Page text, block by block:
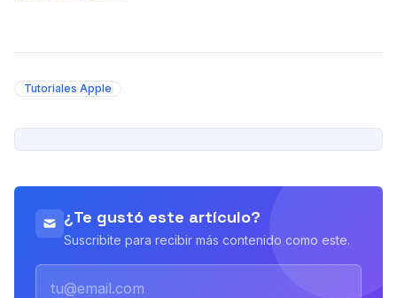
Tutoriales Apple
¿Te gustó este artículo?
Suscribite para recibir más contenido como este.